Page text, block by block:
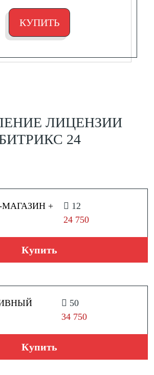
КУПИТЬ
ЛИЦЕНЗИИ
24
+
12
24 750
Купить
50
34 750
Купить